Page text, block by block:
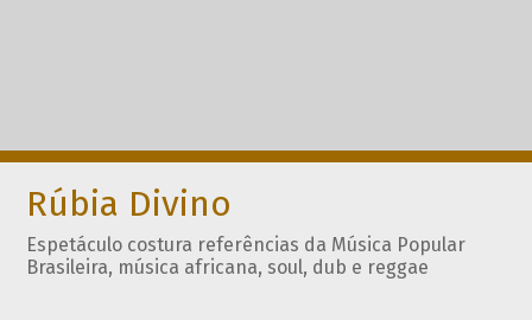
Rúbia Divino
Espetáculo costura referências da Música Popular
Brasileira, música africana, soul, dub e reggae